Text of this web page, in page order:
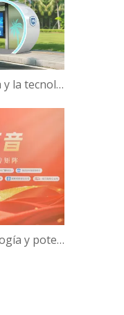
Impulsado por la ciencia y la tecnología, Campus Verde | ¡Hanbang Intelligence trabaja con la Universidad de Hainan para construir una nueva ecología de viajes inteligentes!
Impulsado por la tecnología y potenciado por la inteligencia: el presidente de Hanbang Intelligence, Gao Yun, sobre el avance del desarrollo del 'Centro de inteligencia digital' de Suqian